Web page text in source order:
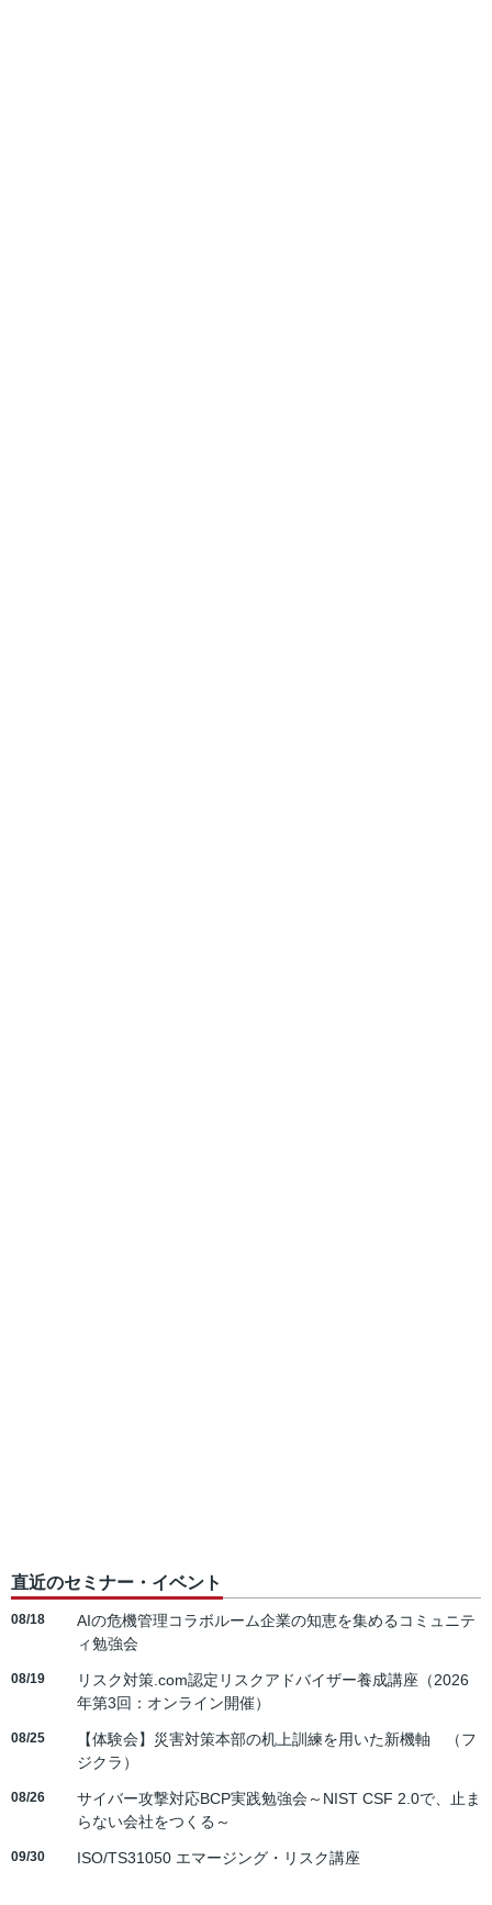
直近のセミナー・イベント
08/18
AIの危機管理コラボルーム企業の知恵を集めるコミュニテ
ィ勉強会
08/19
リスク対策.com認定リスクアドバイザー養成講座（2026
年第3回：オンライン開催）
08/25
【体験会】災害対策本部の机上訓練を用いた新機軸 （フ
ジクラ）
08/26
サイバー攻撃対応BCP実践勉強会～NIST CSF 2.0で、止ま
らない会社をつくる～
09/30 ISO/TS31050 エマージング・リスク講座